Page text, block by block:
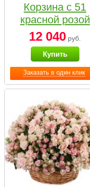
Заказать в один клик
Корзина с 51
красной розой
12 040 руб.
Купить